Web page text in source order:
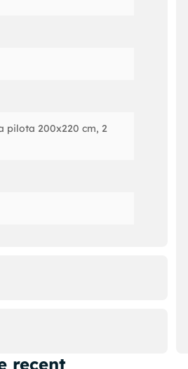
pilota 200x220 cm, 2
recent